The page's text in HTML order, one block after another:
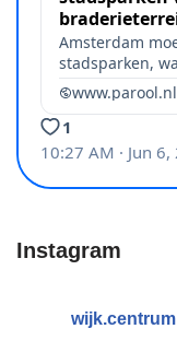
Instagram
wijk.centrum